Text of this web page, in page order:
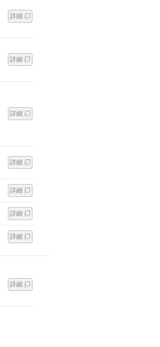
詳細
詳細
詳細
詳細
詳細
詳細
詳細
詳細